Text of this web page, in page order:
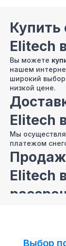
Купить
Elitech
Вы можете
нашем
широкий
низкой цене.
Elitech
Мы
платежом
Elitech
Выбор